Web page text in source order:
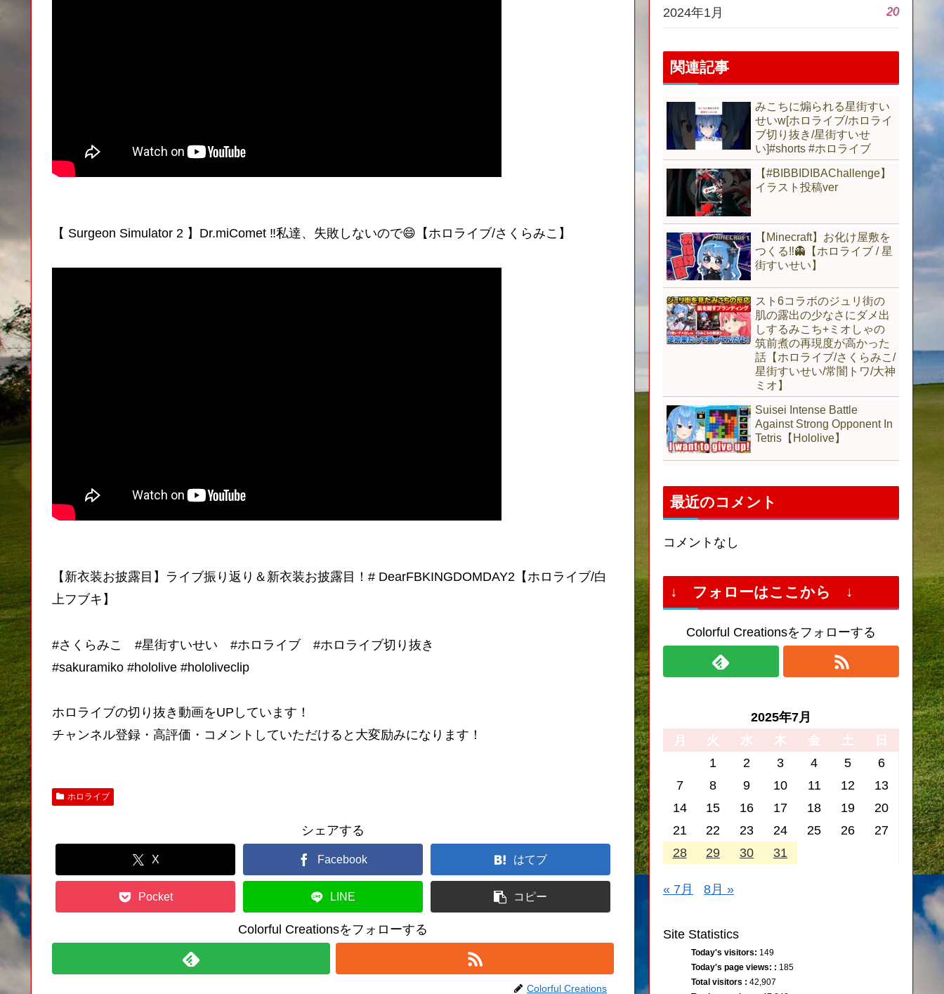
【 Surgeon Simulator 2 】Dr.miComet ‼私達、失敗しないので😄【ホロライブ/さくらみこ】
【新衣装お披露目】ライブ振り返り＆新衣装お披露目！# DearFBKINGDOMDAY2【ホロライブ/白
上フブキ】
#さくらみこ #星街すいせい #ホロライブ #ホロライブ切り抜き
#sakuramiko #hololive #hololiveclip
ホロライブの切り抜き動画をUPしています！
チャンネル登録・高評価・コメントしていただけると大変励みになります！
ホロライブ
シェアする
X Facebook はてブ
Pocket LINE コピー
Colorful Creationsをフォローする
Colorful Creations
2024年1月 20
関連記事
みこちに煽られる星街すい
せいw[ホロライブ/ホロライ
ブ切り抜き/星街すいせ
い]#shorts #ホロライブ
【#BIBBIDIBAChallenge】
イラスト投稿ver
【Minecraft】お化け屋敷を
つくる‼👻【ホロライブ / 星
街すいせい】
スト6コラボのジュリ街の
肌の露出の少なさにダメ出
しするみこち+ミオしゃの
筑前煮の再現度が高かった
話【ホロライブ/さくらみこ/
星街すいせい/常闇トワ/大神
ミオ】
Suisei Intense Battle
Against Strong Opponent In
Tetris【Hololive】
最近のコメント
コメントなし
↓ フォローはここから ↓
Colorful Creationsをフォローする
2025年7月
月
火 水 木 金 土
日
1
2 3 4 5
6
7
8 9 10 11 12
13
14
15 16 17 18 19
20
21
22 23 24 25 26
27
28
29 30 31
« 7月 8月 »
Site Statistics
Today's visitors: 149
Today's page views: : 185
Total visitors : 42,907